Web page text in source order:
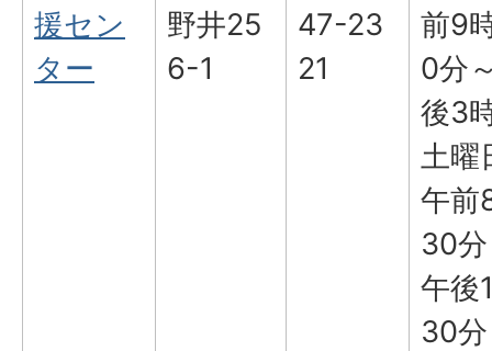
援セン
ター
野井25
6-1
47-23
21
前9
0分
後3
土曜
午前
30
午後
30分